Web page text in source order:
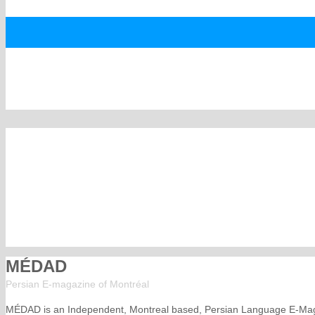
MÉDAD
Persian E-magazine of Montréal
MÉDAD is an Independent, Montreal based, Persian Language E-